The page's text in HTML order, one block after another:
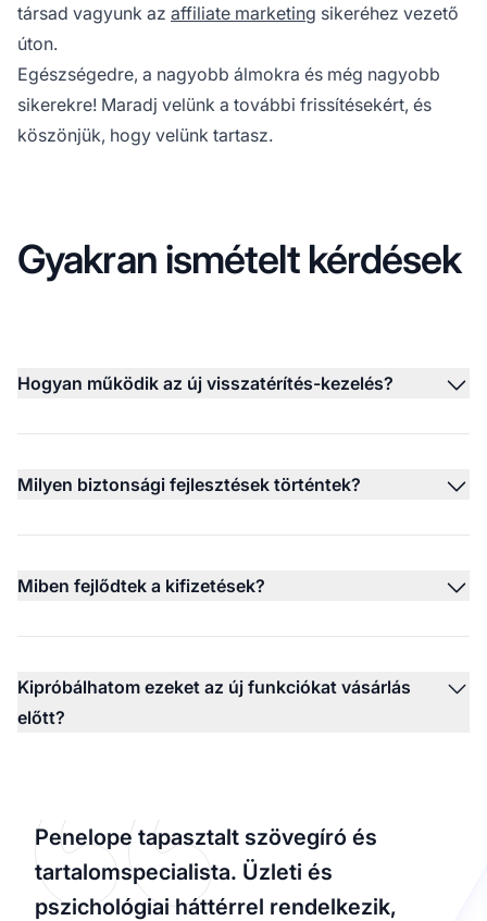
társad vagyunk az affiliate marketing sikeréhez vezető
úton.
Egészségedre, a nagyobb álmokra és még nagyobb
sikerekre! Maradj velünk a további frissítésekért, és
köszönjük, hogy velünk tartasz.
Gyakran ismételt kérdések
Hogyan működik az új visszatérítés-kezelés?
Milyen biztonsági fejlesztések történtek?
Miben fejlődtek a kifizetések?
Kipróbálhatom ezeket az új funkciókat vásárlás
előtt?
Penelope tapasztalt szövegíró és
tartalomspecialista. Üzleti és
pszichológiai háttérrel rendelkezik,